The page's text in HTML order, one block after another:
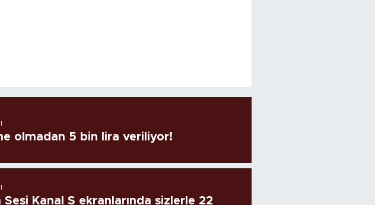
olmadan 5 bin lira veriliyor!
Sesi Kanal S ekranlarında sizlerle 22